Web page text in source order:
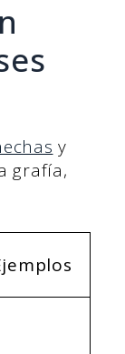
y
grafía,